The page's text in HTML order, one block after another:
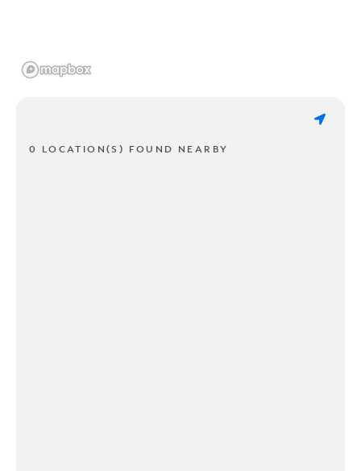
0 LOCATION(S) FOUND NEARBY